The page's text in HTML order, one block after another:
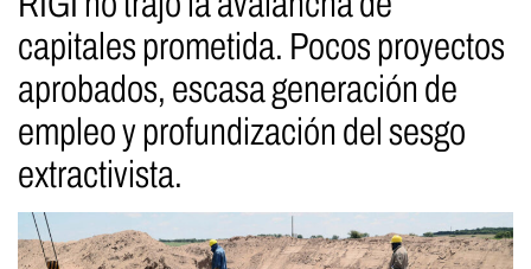
capitales prometida. Pocos proyectos
aprobados, escasa generación de
empleo y profundización del sesgo
extractivista.